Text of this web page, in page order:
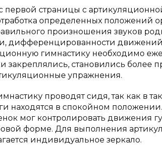
первой страницы с
определенных положений
произношения звуков
дифференцированности движений
гимнастику необходимо
закреплялись, становились более
упражнения.
проводят сидя, так как в
находятся в спокойном
мог контролировать движения
форме. Для выполнения
индивидуальное зеркало.